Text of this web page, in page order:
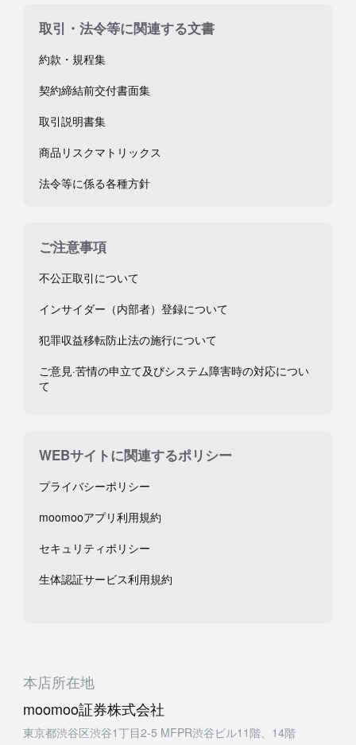
取引・法令等に関連する文書
約款・規程集
契約締結前交付書面集
取引説明書集
商品リスクマトリックス
法令等に係る各種方針
ご注意事項
不公正取引について
インサイダー（内部者）登録について
犯罪収益移転防止法の施行について
ご意見·苦情の申立て及びシステム障害時の対応につい
て
WEBサイトに関連するポリシー
プライバシーポリシー
moomooアプリ利用規約
セキュリティポリシー
生体認証サービス利用規約
本店所在地
moomoo証券株式会社
東京都渋谷区渋谷1丁目2-5 MFPR渋谷ビル11階、14階